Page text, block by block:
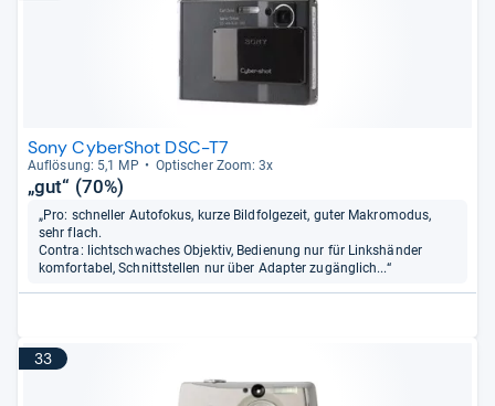
Sony CyberShot DSC-T7
Auf­lö­sung: 5,1 MP Opti­scher Zoom: 3x
„gut“ (70%)
„Pro: schneller Autofokus, kurze Bildfolgezeit, guter Makromodus,
sehr flach.
Contra: lichtschwaches Objektiv, Bedienung nur für Linkshänder
komfortabel, Schnittstellen nur über Adapter zugänglich...“
33